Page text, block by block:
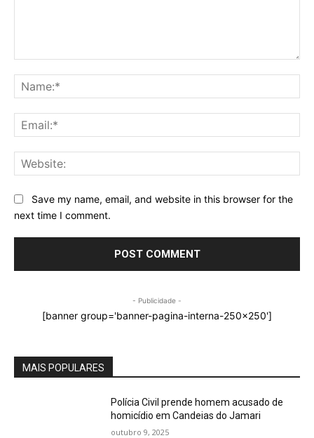
Save my name, email, and website in this browser for the
next time I comment.
- Publicidade -
[banner group='banner-pagina-interna-250x250']
MAIS POPULARES
Polícia Civil prende homem acusado de
homicídio em Candeias do Jamari
outubro 9, 2025